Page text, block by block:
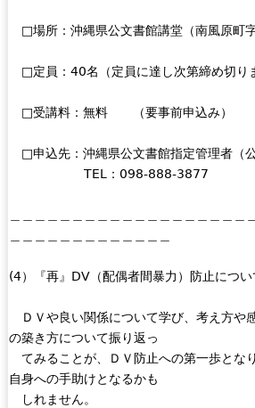
□場所：沖縄県公文書館講堂（南風原町
□定員：40名（定員に達し次第締め切り
□受講料：無料 （要事前申込み）
□申込先：沖縄県公文書館指定管理者（
TEL：098-888-3877
(4）『再』DV（配偶者間暴力）防止につ
ＤＶや良い関係について学び、考え方や
の築き方について振り返っ
てみることが、ＤＶ防止への第一歩とな
自身への手助けとなるかも
しれません。